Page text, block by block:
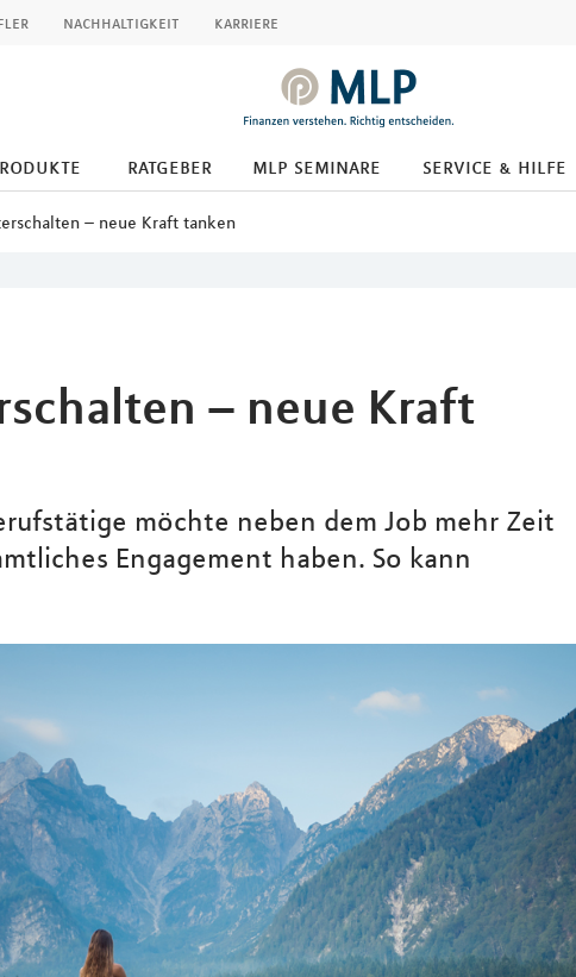
nachhaltigkeit karriere
ratgeber mlp seminare service & hilfe
– neue Kraft tanken
– neue Kraft
möchte neben dem Job mehr Zeit
Engagement haben. So kann